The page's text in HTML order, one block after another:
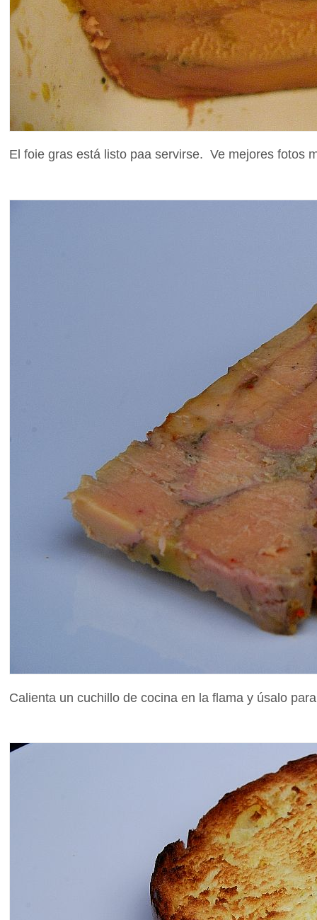
El foie gras está listo paa servirse. Ve mejores fotos
Calienta un cuchillo de cocina en la flama y úsalo